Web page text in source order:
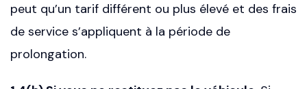
peut qu’un tarif différent ou plus élevé et des frais
de service s’appliquent à la période de
prolongation.